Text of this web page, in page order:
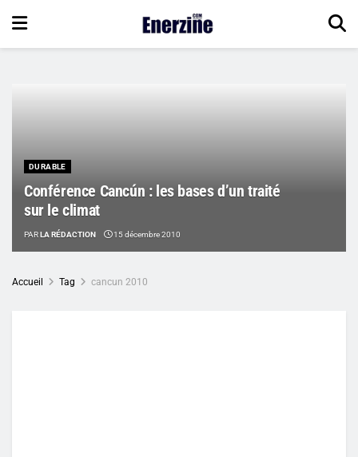
DURABLE
Conférence Cancún : les bases d’un traité
sur le climat
PARLA RÉDACTION 15 décembre 2010
Accueil Tag cancun 2010